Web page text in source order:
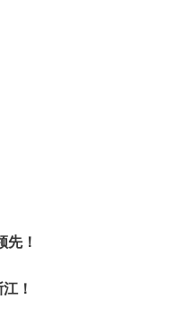
先！
！